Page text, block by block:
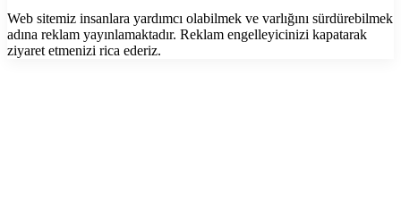
Web sitemiz insanlara yardımcı olabilmek ve varlığını sürdürebilmek
adına reklam yayınlamaktadır. Reklam engelleyicinizi kapatarak
ziyaret etmenizi rica ederiz.